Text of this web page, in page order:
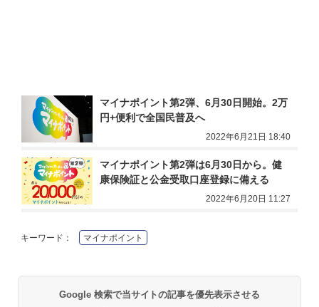
マイナポイント第2弾、6月30日開始。2万
円+便利で全国民普及へ
2022年6月21日 18:40
マイナポイント第2弾は6月30日から。健
康保険証と公金受取口座登録に備える
2022年6月20日 11:27
キーワード： マイナポイント
Google 検索で当サイトの記事を優先表示させる